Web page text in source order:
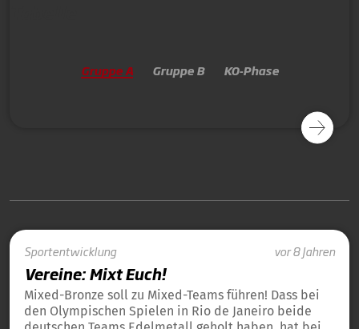
Sportentwicklung vor 8 Jahren
Vereine: Mixt Euch!
Mixed-Bronze soll zu Mixed-Teams führen! Dass bei
den Olympischen Spielen in Rio de Janeiro beide
Gruppe A Gruppe B KO-Phase